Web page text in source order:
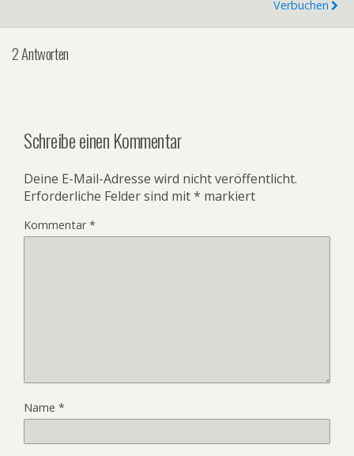
Verbuchen
2 Antworten
Schreibe einen Kommentar
Deine E-Mail-Adresse wird nicht veröffentlicht.
Erforderliche Felder sind mit* markiert
Kommentar*
Name *